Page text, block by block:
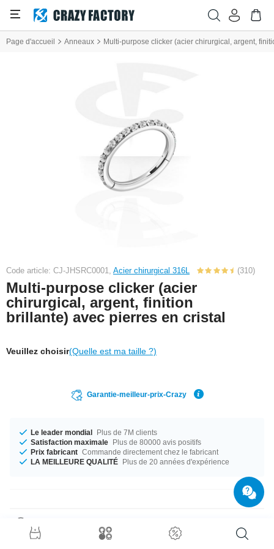
Page d'accueil Anneaux Multi-purpose clicker (acier chirurgical, argent,
Code article: CJ-JHSRC0001, Acier chirurgical 316L (310)
Multi-purpose clicker (acier
chirurgical, argent, finition
brillante) avec pierres en cristal
Veuillez choisir(Quelle est ma taille ?)
Garantie-meilleur-prix-Crazy
Le leader mondial Plus de 7M clients
Satisfaction maximale Plus de 80000 avis positifs
Prix fabricant Commande directement chez le fabricant
LA MEILLEURE QUALITÉ Plus de 20 années d'expérience
anneau à clipser en acier chirurgical de qualité